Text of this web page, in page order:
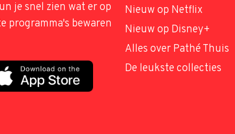
je snel zien wat er op
programma's bewaren
Nieuw op Netflix
Nieuw op Disney+
Alles over Pathé Thuis
De leukste collecties